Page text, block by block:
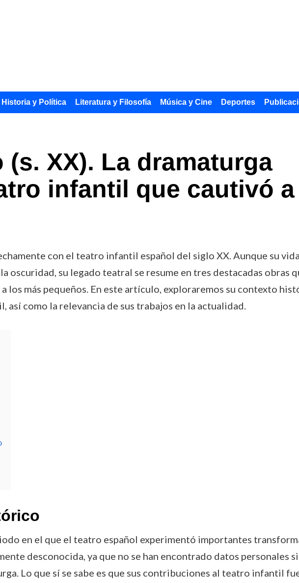
Historia y Política Literatura y Filosofía Música y Cine Deportes
XX). La dramaturga
infantil que cautivó
con el teatro infantil español del siglo XX. Aunque su
oscuridad, su legado teatral se resume en tres destacadas obras
los más pequeños. En este artículo, exploraremos su contexto
como la relevancia de sus trabajos en la actualidad.
en el que el teatro español experimentó importantes
desconocida, ya que no se han encontrado datos personales
Lo que sí se sabe es que sus contribuciones al teatro infantil